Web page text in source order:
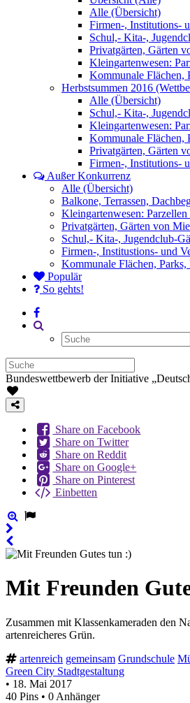
Alle (Übersicht)
Firmen-, Institutions-
Schul,- Kita-,
Privatgärten, Gärten
Kleingartenwesen:
Kommunale Flächen,
Herbstsummen 2016
Alle (Übersicht)
Schul,- Kita-,
Kleingartenwesen:
Kommunale Flächen,
Privatgärten, Gärten
Firmen-, Institutions-
Außer Konkurrenz
Alle (Übersicht)
Balkone, Terrassen,
Kleingartenwesen:
Privatgärten, Gärten von
Schul,- Kita-, Jugendclub-
Firmen-, Institustions- und
Kommunale Flächen,
Populär
So gehts!
Bundeswettbewerb der Initiative
Share on Facebook
Share on Twitter
Share on Reddit
Share on Google+
Share on Pinterest
Einbetten
Mit Freunden
Zusammen mit Klassenkameraden den
artenreicheres Grün.
artenreich gemeinsam Grundschule
Green City Stadtgestaltung
• 18. Mai 2017
40 Pins • 0 Anhänger